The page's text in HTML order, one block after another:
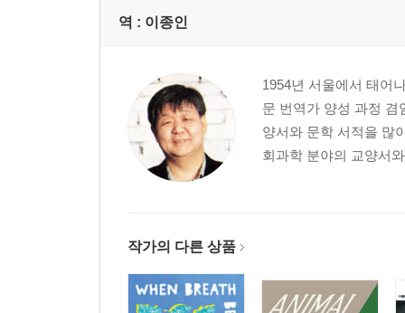
역 : 이종인
1954년 서울에서 태어
문 번역가 양성 과정 겸
양서와 문학 서적을 많
회과학 분야의 교양서
작가의 다른 상품